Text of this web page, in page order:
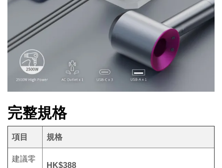
完整規格
項目 規格
建議零
HK$388